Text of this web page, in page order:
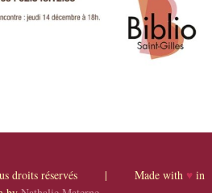
droits réservés | Made with ♥in